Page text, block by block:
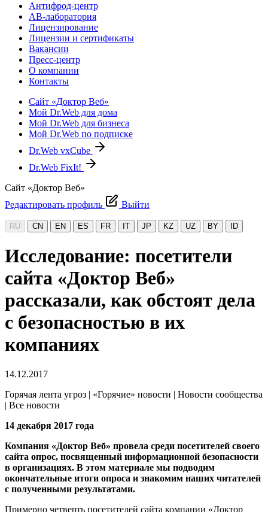
Антифрод-центр
АВ-лаборатория
Лицензирование
Лицензии и сертификаты
Вакансии
Пресс-центр
О компании
Контакты
Сайт «Доктор Веб»
Мой Dr.Web для дома
Мой Dr.Web для бизнеса
Мой Dr.Web по подписке
Dr.Web vxCube
Dr.Web FixIt!
Сайт «Доктор Веб»
Редактировать профиль
Выйти
RU CN EN ES FR IT JP KZ UZ BY ID
Исследование: посетители
сайта «Доктор Веб»
рассказали, как обстоят дела
с безопасностью в их
компаниях
14.12.2017
Горячая лента угроз | «Горячие» новости | Новости сообщества
| Все новости
14 декабря 2017 года
Компания «Доктор Веб» провела среди посетителей своего
сайта опрос, посвященный информационной безопасности
в организациях. В этом материале мы подводим
окончательные итоги опроса и знакомим наших читателей
с полученными результатами.
Примерно четверть посетителей сайта компании «Доктор